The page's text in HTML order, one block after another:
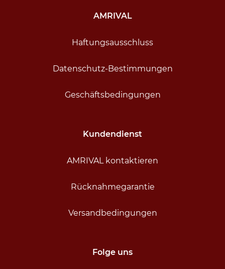
AMRIVAL
​Haftungsausschluss
​Datenschutz-Bestimmungen
Geschäftsbedingungen
Kundendienst
AMRIVAL kontaktieren
​Rücknahmegarantie
​Versandbedingungen
Folge uns